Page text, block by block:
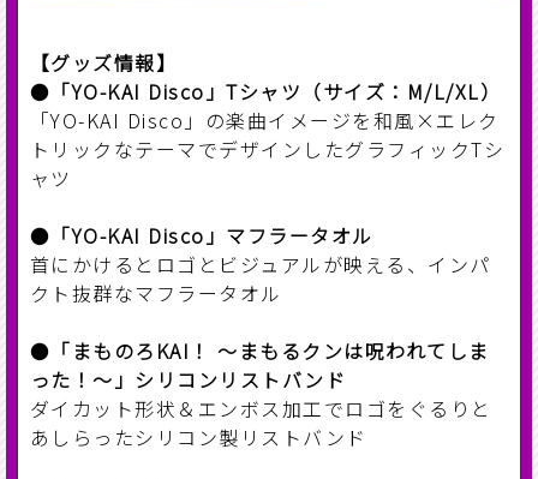
【グッズ情報】
● 「YO-KAI Disco」Tシャツ（サイズ：M/L/XL）
「YO-KAI Disco」の楽曲イメージを和風×エレク
トリックなテーマでデザインしたグラフィックTシ
ャツ
● 「YO-KAI Disco」マフラータオル
首にかけるとロゴとビジュアルが映える、インパ
クト抜群なマフラータオル
● 「まものろKAI！ ～まもるクンは呪われてしま
った！～」シリコンリストバンド
ダイカット形状＆エンボス加工でロゴをぐるりと
あしらったシリコン製リストバンド